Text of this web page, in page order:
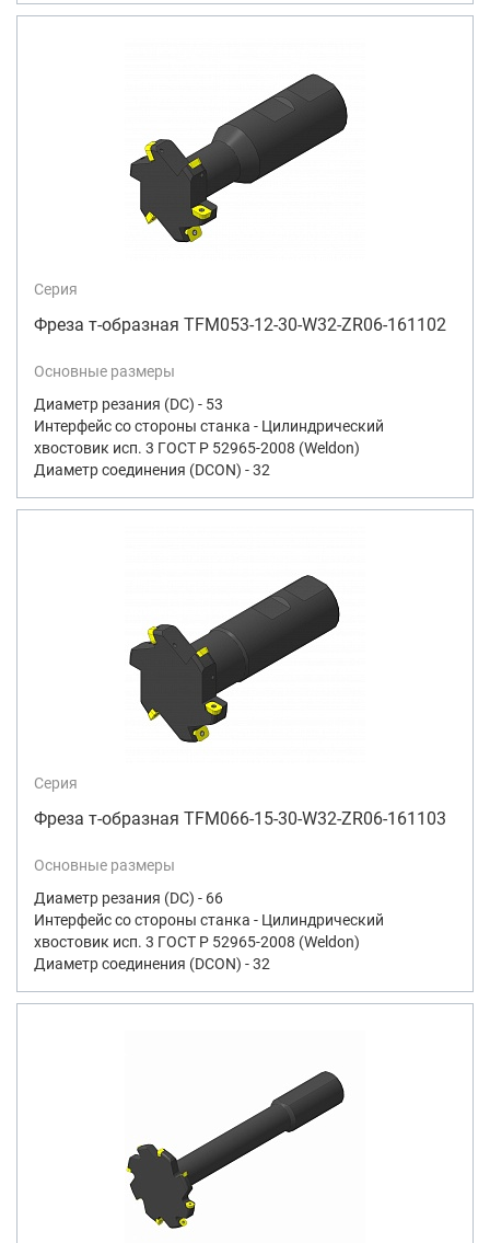
Серия
Фреза т-образная TFM053-12-30-W32-ZR06-161102
Основные размеры
Диаметр резания (DC) - 53
Интерфейс со стороны станка - Цилиндрический
хвостовик исп. 3 ГОСТ Р 52965-2008 (Weldon)
Диаметр соединения (DCON) - 32
Серия
Фреза т-образная TFM066-15-30-W32-ZR06-161103
Основные размеры
Диаметр резания (DC) - 66
Интерфейс со стороны станка - Цилиндрический
хвостовик исп. 3 ГОСТ Р 52965-2008 (Weldon)
Диаметр соединения (DCON) - 32